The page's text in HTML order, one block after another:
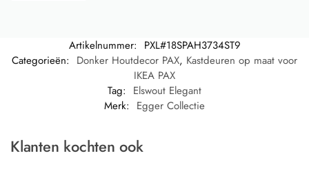
Artikelnummer: PXL#18SPAH3734ST9
Categorieën: Donker Houtdecor PAX, Kastdeuren op maat voor
IKEA PAX
Tag: Elswout Elegant
Merk: Egger Collectie
Klanten kochten ook